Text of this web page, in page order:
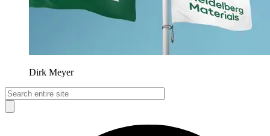
Dirk Meyer